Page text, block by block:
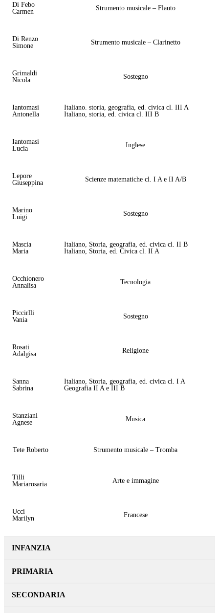
Di Febo
Carmen
Strumento musicale – Flauto
Di Renzo
Simone
Strumento musicale – Clarinetto
Grimaldi
Nicola
Sostegno
Iantomasi
Antonella
Italiano. storia, geografia, ed. civica cl. III A
Italiano, storia, ed. civica cl. III B
Iantomasi
Lucia
Inglese
Lepore
Giuseppina
Scienze matematiche cl. I A e II A/B
Marino
Luigi
Sostegno
Mascia
Maria
Italiano, Storia, geografia, ed. civica cl. II B
Italiano, Storia, ed. Civica cl. II A
Occhionero
Annalisa
Tecnologia
Piccirlli
Vania
Sostegno
Rosati
Adalgisa
Religione
Sanna
Sabrina
Italiano, Storia, geografia, ed. civica cl. I A
Geografia II A e III B
Stanziani
Agnese
Musica
Tete Roberto Strumento musicale – Tromba
Tilli
Mariarosaria
Arte e immagine
Ucci
Marilyn
Francese
INFANZIA
PRIMARIA
SECONDARIA